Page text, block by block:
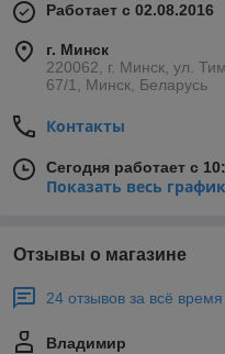
Работает с 02.08.2016
г. Минск
220062, г. Минск, ул.
67/1, Минск, Беларусь
Контакты
Сегодня работает с
Показать весь
Отзывы о магазине
24 отзывов за всё время
Владимир